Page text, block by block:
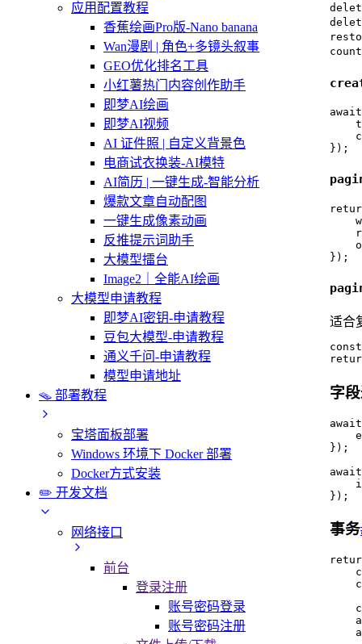
应用配置教程
香蕉绘画Pro版-Nano banana
Wan漫剧 | 角色+多镜头叙事
GEO优化排名工具
小红薯热门内容创作助手
即梦AI绘画
即梦AI视频
AI 证件照 | 自定义背景色
电商试衣换装-AI模特
AI简历 | 一键生成-智能分析
爆款文章自动配图
一键生成像素动画
反推提示词助手
大模型擂台
Image2｜全能AI绘画
大模型申请教程
即梦AI密钥-申请教程
豆包大模型-申请教程
通义千问-申请教程
模型申请地址
🪤 部署教程
宝塔面板部署
Windows 环境下 Docker 部署
Docker方式安装
✏️ 开发文档
网络接口
前台
登录注册
账号密码登录
账号密码注册
});
});
适合
字
});
});
事务